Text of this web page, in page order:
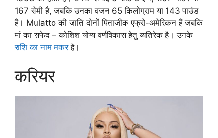
167 सेमी है, जबकि उनका वजन 65 किलोग्राम या 143 पाउंड
है। Mulatto की जाति दोनों पिताजीक एफ्रो-अमेरिकन हैं जबकि
मां का सफेद – कोशिश योग्य वर्णविकास हेतु व्यतिरेक है। उनके
राशि का नाम मकरहै।
करियर